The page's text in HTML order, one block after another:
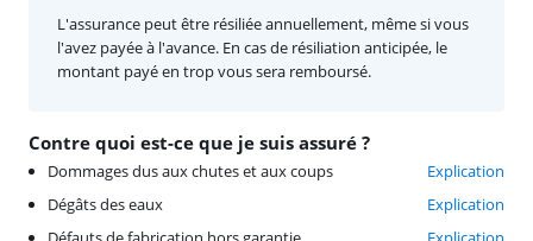
Contre quoi est-ce que je suis assuré ?
Dommages dus aux chutes et aux coups
Explication
Dégâts des eaux
Explication
L'assurance peut être résiliée annuellement, même si vous
l'avez payée à l'avance. En cas de résiliation anticipée, le
montant payé en trop vous sera remboursé.